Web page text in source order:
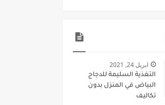
ابريل 24, 2021
التغذية السليمة للدجاج
البياض في المنزل بدون
تكاليف